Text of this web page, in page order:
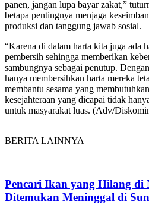
panen, jangan lupa bayar zakat,”
betapa pentingnya menjaga
produksi dan tanggung jawab sosial.
“Karena di dalam harta kita juga ada
pembersih sehingga memberikan
sambungnya sebagai penutup.
hanya membersihkan harta mereka
membantu sesama yang
kesejahteraan yang dicapai tidak
untuk masyarakat luas. (Adv/
BERITA LAINNYA
Pencari Ikan yang Hilang di
Ditemukan Meninggal di